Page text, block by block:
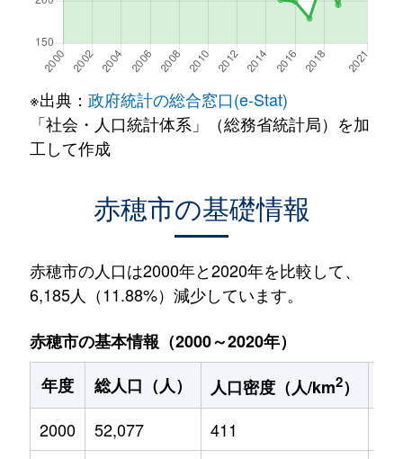
※出典： 政府統計の総合窓口(e-Stat)
「社会・人口統計体系」（総務省統計局）を加
工して作成
赤穂市の基礎情報
赤穂市の人口は2000年と2020年を比較して、
6,185人（11.88%）減少しています。
赤穂市の基本情報（2000～2020年）
年度
総人口（人） 人口密度（人/km2）
2000
52,077 411